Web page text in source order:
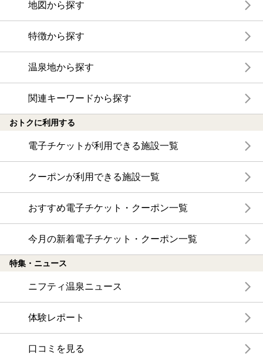
地図から探す
特徴から探す
温泉地から探す
関連キーワードから探す
おトクに利用する
電子チケットが利用できる施設一覧
クーポンが利用できる施設一覧
おすすめ電子チケット・クーポン一覧
今月の新着電子チケット・クーポン一覧
特集・ニュース
ニフティ温泉ニュース
体験レポート
口コミを見る